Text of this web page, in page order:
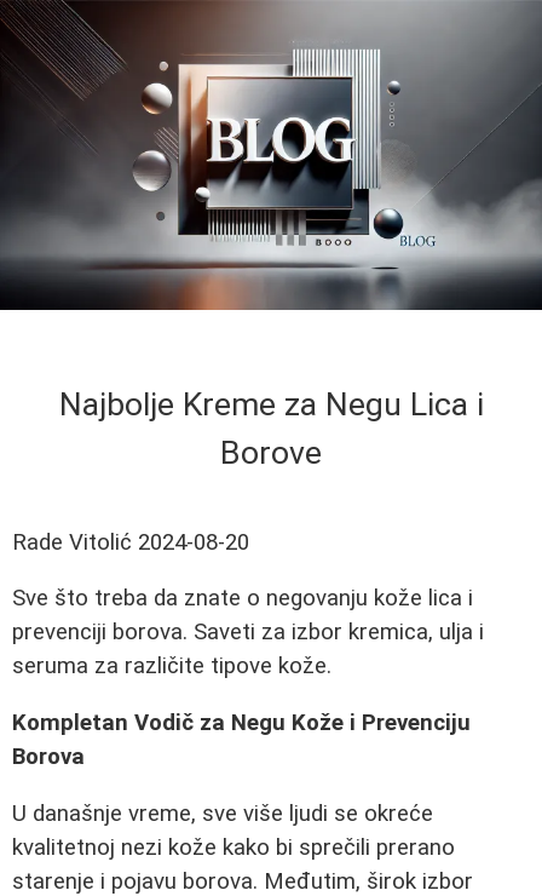
Najbolje Kreme za Negu Lica i
Borove
Rade Vitolić 2024-08-20
Sve što treba da znate o negovanju kože lica i
prevenciji borova. Saveti za izbor kremica, ulja i
seruma za različite tipove kože.
Kompletan Vodič za Negu Kože i Prevenciju
Borova
U današnje vreme, sve više ljudi se okreće
kvalitetnoj nezi kože kako bi sprečili prerano
starenje i pojavu borova. Međutim, širok izbor